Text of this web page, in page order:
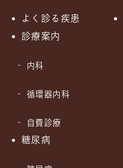
よく診る疾患
診療案内
内科
循環器内科
自費診療
糖尿病